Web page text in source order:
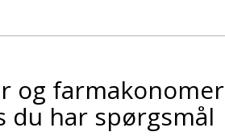
og farmakonomer
du har spørgsmål